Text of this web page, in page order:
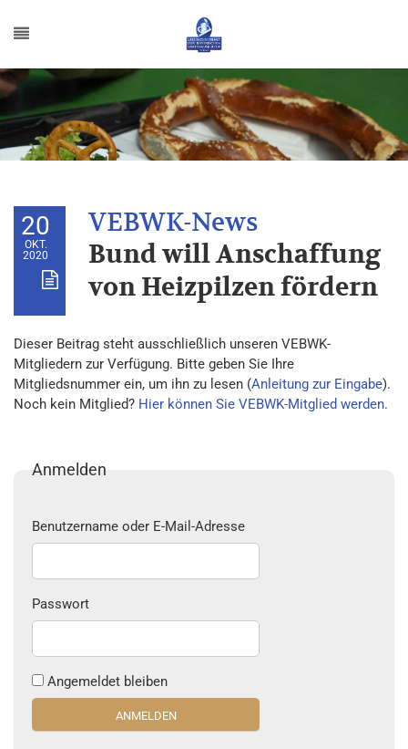
20
OKT.
2020
Bund will Anschaffung
von Heizpilzen fördern
Dieser Beitrag steht ausschließlich unseren VEBWK-
Mitgliedern zur Verfügung. Bitte geben Sie Ihre
Mitgliedsnummer ein, um ihn zu lesen (Anleitung zur Eingabe).
Noch kein Mitglied? Hier können Sie VEBWK-Mitglied werden.
Anmelden
Benutzername oder E-Mail-Adresse
Passwort
Angemeldet bleiben